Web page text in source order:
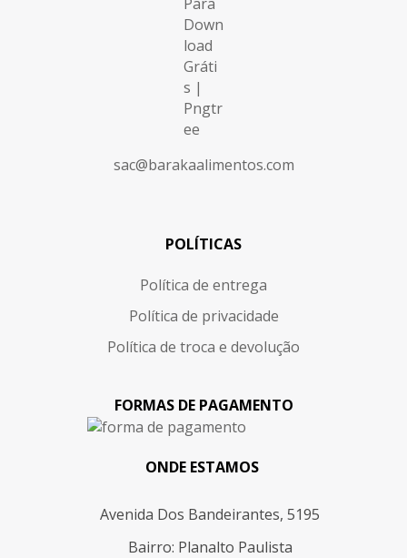
sac@barakaalimentos.com
POLÍTICAS
Política de entrega
Política de privacidade
Política de troca e devolução
FORMAS DE PAGAMENTO
ONDE ESTAMOS
Avenida Dos Bandeirantes, 5195
Bairro: Planalto Paulista